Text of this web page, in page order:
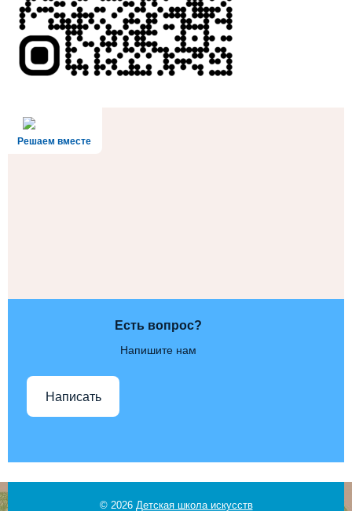
Решаем вместе
Есть вопрос?
Напишите нам
Написать
© 2026 Детская школа искусств